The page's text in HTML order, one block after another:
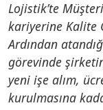
Lojistik’te
kariyerine Kalite
Ardından
görevinde
yeni işe alım,
kurulmasına